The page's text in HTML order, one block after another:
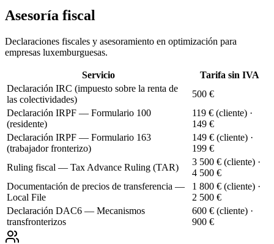
Asesoría fiscal
Declaraciones fiscales y asesoramiento en optimización para
empresas luxemburguesas.
Servicio
Tarifa sin IVA
Declaración IRC (impuesto sobre la renta de
las colectividades)
500 €
Declaración IRPF — Formulario 100
(residente)
119 € (cliente) ·
149 €
Declaración IRPF — Formulario 163
(trabajador fronterizo)
149 € (cliente) ·
199 €
Ruling fiscal — Tax Advance Ruling (TAR)
3 500 € (cliente) ·
4 500 €
Documentación de precios de transferencia —
Local File
1 800 € (cliente) ·
2 500 €
Declaración DAC6 — Mecanismos
transfronterizos
600 € (cliente) ·
900 €